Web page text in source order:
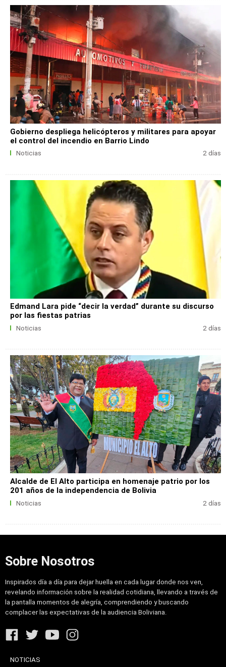
Gobierno despliega helicópteros y militares para apoyar
el control del incendio en Barrio Lindo
Noticias 2 días
Edmand Lara pide “decir la verdad” durante su discurso
por las fiestas patrias
Noticias 2 días
Alcalde de El Alto participa en homenaje patrio por los
201 años de la independencia de Bolivia
Noticias 2 días
Sobre Nosotros
Inspirados día a día para dejar huella en cada lugar donde nos ven,
revelando información sobre la realidad cotidiana, llevando a través de
la pantalla momentos de alegría, comprendiendo y buscando
complacer las expectativas de la audiencia Boliviana.
NOTICIAS